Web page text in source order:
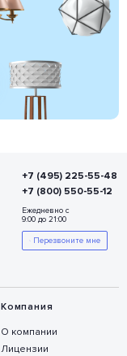
Компания
О компании
Лицензии
+7 (495) 225-55-48
+7 (800) 550-55-12
Ежедневно с
9:00 до 21:00
Перезвоните мне